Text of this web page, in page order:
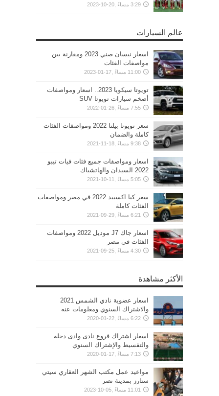
3:29 مساءً ,20-10-2023
عالم السيارات
اسعار نيسان صني 2023 ومقارنة بين
مواصفات الفئات
11:00 مساءً ,17-01-2023
تويوتا سيكويا 2023.. اسعار ومواصفات
أضخم سيارات تويوتا SUV
7:55 مساءً ,26-01-2022
سعر تويوتا بيلتا 2022 ومواصفات الفئات
كاملة والضمان
9:38 مساءً ,18-11-2021
اسعار ومواصفات جميع فئات فيات تيبو
2022 السيدان والهاتشباك
5:05 مساءً ,11-10-2021
سعر كيا اكسييد 2022 في مصر ومواصفات
الفئات كاملة
6:21 مساءً ,29-09-2021
اسعار جاك J7 موديل 2022 ومواصفات
الفئات في مصر
4:30 مساءً ,25-09-2021
الأكثر مشاهدة
اسعار عضوية نادي الشمس 2021
والاشتراك السنوي ومعلومات عنه
6:22 مساءً ,22-01-2020
اسعار اشتراك فروع نادى وادى دجلة
والتقسيط والإشتراك السنوي
7:13 مساءً ,17-01-2020
مواعيد عمل مكتب الشهر العقاري سيتي
ستارز بمدينة نصر
11:01 مساءً ,05-10-2023